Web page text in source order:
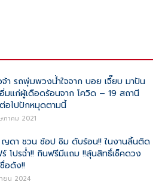
จ้า รถพุ่มพวงน้ำใจจาก บอย เจี๊ยบ มาปัน
มแก่ผู้เดือดร้อนจาก โควิด – 19 สถานี
อไปปักหมุดตามนี้
าคม 2021
ดา ชวน ช้อป ชิม ดับร้อน!! ในงานลิ้นติด
ร์ โปรฉ่ำ!! กินฟรีมีแถม !!ลุ้นสิทธิ์เช็คดวง
อดัง!!
ยน 2024